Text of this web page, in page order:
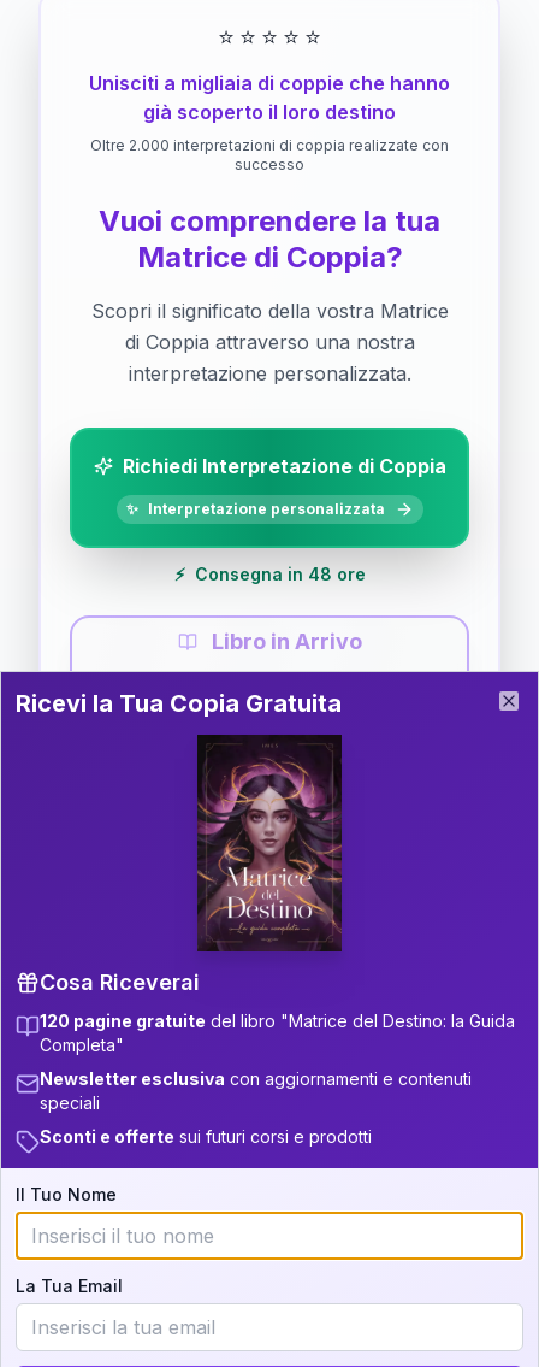
⭐ ⭐ ⭐ ⭐ ⭐
Unisciti a migliaia di coppie che hanno
già scoperto il loro destino
Oltre 2.000 interpretazioni di coppia realizzate con
successo
Vuoi comprendere la tua
Matrice di Coppia?
Scopri il significato della vostra Matrice
di Coppia attraverso una nostra
interpretazione personalizzata.
Richiedi Interpretazione di Coppia
✨ Interpretazione personalizzata
⚡ Consegna in 48 ore
Libro in Arrivo
Guida completa di Coppia
Il libro è in fase di scrittura. Iscriviti alla newsletter
per ricevere aggiornamenti!
P.S. Interpretazione parziale
gratuita
Scorri più in basso per vedere
un'interpretazione parziale gratuita della tua
Iscriviti alla newsletter per ricevere
aggiornamenti quando sarà disponibile.
Cosa scoprirete nella vostra
interpretazione:
💕 Come rafforzare la vostra unione
Ricevi la Tua Copia Gratuita del Libro
Ricevi la Tua Copia Gratuita
Cosa Riceverai
120 pagine gratuite del libro "Matrice del Destino: la Guida
Completa"
Newsletter esclusiva con aggiornamenti e contenuti
speciali
Sconti e offerte sui futuri corsi e prodotti
Il Tuo Nome
La Tua Email